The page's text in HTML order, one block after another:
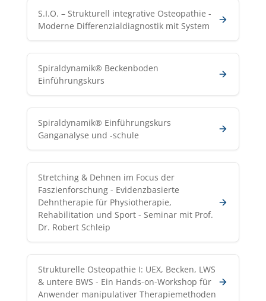
S.I.O. – Strukturell integrative Osteopathie -
Moderne Differenzialdiagnostik mit System
Spiraldynamik® Beckenboden
Einführungskurs
Spiraldynamik® Einführungskurs
Ganganalyse und -schule
Stretching & Dehnen im Focus der
Faszienforschung - Evidenzbasierte
Dehntherapie für Physiotherapie,
Rehabilitation und Sport - Seminar mit Prof.
Dr. Robert Schleip
Strukturelle Osteopathie I: UEX, Becken, LWS
& untere BWS - Ein Hands-on-Workshop für
Anwender manipulativer Therapiemethoden